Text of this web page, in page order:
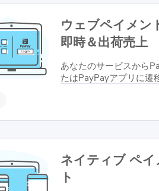
ウェブペイメン
即時＆出荷売上
あなたのサービスから
たはPayPayアプリに遷
ネイティブ ペイ
ト